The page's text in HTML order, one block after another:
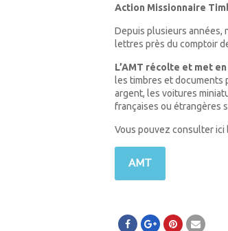
Action Missionnaire
Depuis plusieurs années,
lettres près du comptoir
L’AMT récolte et met
les timbres et documents
argent, les voitures
françaises ou étrangères
Vous pouvez consulter ici
AMT